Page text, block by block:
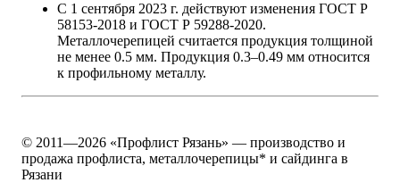
С 1 сентября 2023 г. действуют изменения ГОСТ Р
58153-2018 и ГОСТ Р 59288-2020.
Металлочерепицей считается продукция толщиной
не менее 0.5 мм. Продукция 0.3–0.49 мм относится
к профильному металлу.
© 2011—2026 «Профлист Рязань» — производство и
продажа профлиста, металлочерепицы* и сайдинга в
Рязани